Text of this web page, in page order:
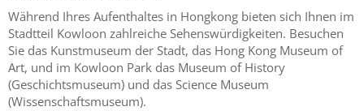
Während Ihres Aufenthaltes in Hongkong bieten sich Ihnen im
Stadtteil Kowloon zahlreiche Sehenswürdigkeiten. Besuchen
Sie das Kunstmuseum der Stadt, das Hong Kong Museum of
Art, und im Kowloon Park das Museum of History
(Geschichtsmuseum) und das Science Museum
(Wissenschaftsmuseum).